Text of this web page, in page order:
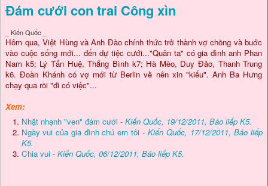
Đám cưới con trai Công xìn
_ Kiến Quốc _
Hôm qua, Việt Hùng và Anh Đào chính thức trở thành vợ chồng và buớc
vào cuộc sống mới... đến dự tiệc cưới..."Quân ta" có gia đình anh Phan
Nam k5; Lý Tấn Huệ, Thắng Bình k7; Hà Mèo, Duy Đảo, Thanh Trung
k6. Đoàn Khánh có vợ mới từ Berlin về nên xin "kiếu". Anh Ba Hưng
chạy qua rồi "đi có việc"...
Xem:
Nhặt nhạnh "ven" đám cưới - Kiến Quốc, 19/12/2011, Báo liếp K5.
Ngày vui của gia đình chú em tôi - Kiến Quốc, 17/12/2011, Báo liếp
K5.
Chia vui - Kiến Quốc, 06/12/2011, Báo liếp K5.